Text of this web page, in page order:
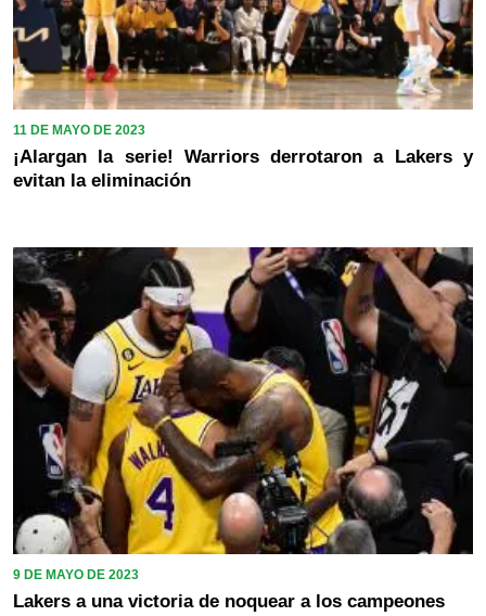
11 DE MAYO DE 2023
¡Alargan la serie! Warriors derrotaron a Lakers y
evitan la eliminación
9 DE MAYO DE 2023
Lakers a una victoria de noquear a los campeones